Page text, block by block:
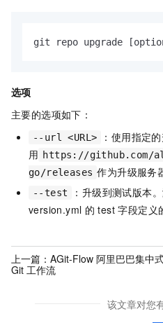
git repo upgrade
选项
主要的选项如下：
--url <URL>
：使用指定
用 https://github.com/
go/releases 作为升级服务
--test
：升级到测试版本
version.yml 的 test 字段定义
上一篇： AGit-Flow 阿里巴巴集中
Git 工作流
该文章对您